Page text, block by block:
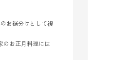
お裾分けとして複
のお正月料理には